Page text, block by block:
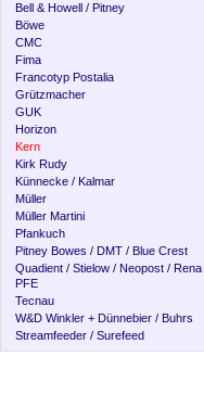
Bell & Howell / Pitney
Böwe
CMC
Fima
Francotyp Postalia
Grützmacher
GUK
Horizon
Kern
Kirk Rudy
Künnecke / Kalmar
Müller
Müller Martini
Pfankuch
Pitney Bowes / DMT / Blue Crest
Quadient / Stielow / Neopost / Rena
PFE
Tecnau
W&D Winkler + Dünnebier / Buhrs
Streamfeeder / Surefeed